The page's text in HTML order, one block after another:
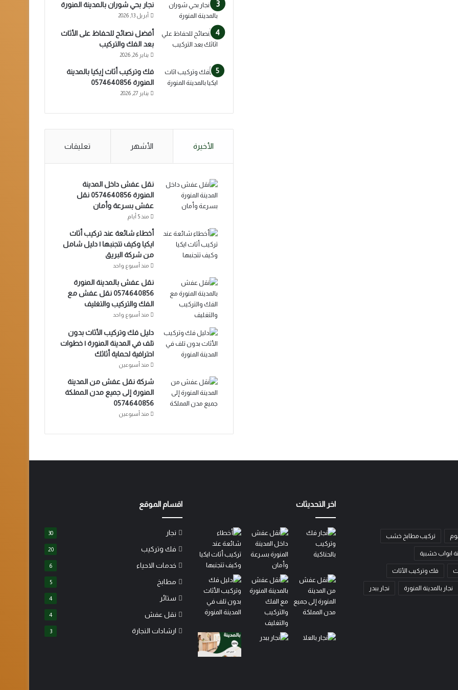
نجار بحي شوران بالمدينة المنورة
أبريل 13, 2026
أفضل نصائح للحفاظ على الأثاث
بعد الفك والتركيب
يناير 26, 2026
فك وتركيب أثاث إيكيا بالمدينة
المنورة 0574640856
يناير 27, 2026
الأخيرة الأشهر تعليقات
نقل عفش داخل المدينة
المنورة 0574640856 نقل
عفش بسرعة وأمان
منذ 5 أيام
أخطاء شائعة عند تركيب أثاث
ايكيا وكيف تتجنبها | دليل شامل
من شركة البريق
منذ أسبوع واحد
نقل عفش بالمدينة المنورة
0574640856 نقل عفش مع
الفك والتركيب والتغليف
منذ أسبوع واحد
دليل فك وتركيب الأثاث بدون
تلف في المدينة المنورة | خطوات
احترافية لحماية أثاثك
منذ أسبوعين
شركة نقل عفش من المدينة
المنورة إلى جميع مدن المملكة
0574640856
منذ أسبوعين
تركيب مطابخ خشب
ابواب خشبية
فك وتركيب الأثاث
نجار بالمدينة المنورة نجار ببدر
اخر التحديثات اقسام الموقع
نجار 30
فك وتركيب 20
خدمات الاحياء 6
مطابخ 5
ستائر 4
نقل عفش 4
ارشادات النجارة 3